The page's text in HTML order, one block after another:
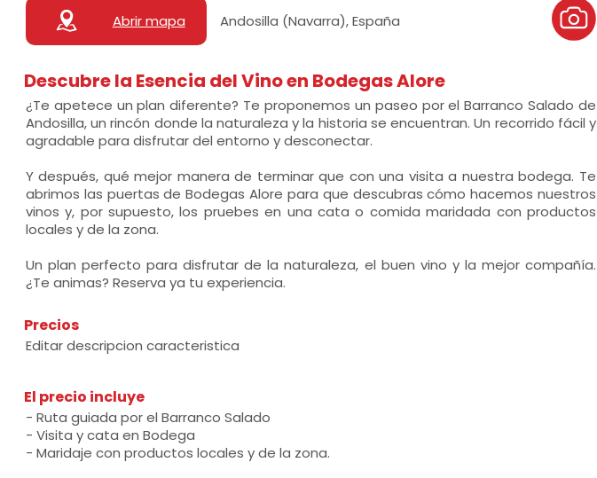
Abrir mapa Andosilla (Navarra), España
Descubre la Esencia del Vino en Bodegas Alore
¿Te apetece un plan diferente? Te proponemos un paseo por el Barranco Salado de
Andosilla, un rincón donde la naturaleza y la historia se encuentran. Un recorrido fácil y
agradable para disfrutar del entorno y desconectar.
Y después, qué mejor manera de terminar que con una visita a nuestra bodega. Te
abrimos las puertas de Bodegas Alore para que descubras cómo hacemos nuestros
vinos y, por supuesto, los pruebes en una cata o comida maridada con productos
locales y de la zona.
Un plan perfecto para disfrutar de la naturaleza, el buen vino y la mejor compañía.
¿Te animas? Reserva ya tu experiencia.
Precios
Editar descripcion caracteristica
El precio incluye
- Ruta guiada por el Barranco Salado
- Visita y cata en Bodega
- Maridaje con productos locales y de la zona.